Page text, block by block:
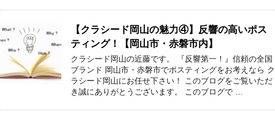
【クラシード岡山の魅力④】反響の高いポス
ティング！【岡山市・赤磐市内】
クラシード岡山の近藤です。 『反響第一！』信頼の全国
ブランド 岡山市・赤磐市でポスティングをお考えなら ク
ラシード岡山にお任せ下さい！ このブログをご覧いただ
き誠にありがとうございます。 このブログで …